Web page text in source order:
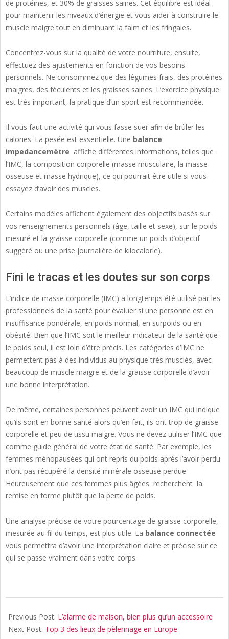
de protéines, et 30% de graisses saines. Cet équilibre est idéal
pour maintenir les niveaux d’énergie et vous aider à construire le
muscle maigre tout en diminuant la faim et les fringales.
Concentrez-vous sur la qualité de votre nourriture, ensuite,
effectuez des ajustements en fonction de vos besoins
personnels. Ne consommez que des légumes frais, des protéines
maigres, des féculents et les graisses saines. L’exercice physique
est très important, la pratique d’un sport est recommandée.
Il vous faut une activité qui vous fasse suer afin de brûler les
calories. La pesée est essentielle. Une balance
impedancemètre affiche différentes informations, telles que
l’IMC, la composition corporelle (masse musculaire, la masse
osseuse et masse hydrique), ce qui pourrait être utile si vous
essayez d’avoir des muscles.
Certains modèles affichent également des objectifs basés sur
vos renseignements personnels (âge, taille et sexe), sur le poids
mesuré et la graisse corporelle (comme un poids d’objectif
suggéré ou une prise journalière de kilocalorie).
Fini le tracas et les doutes sur son corps
L’indice de masse corporelle (IMC) a longtemps été utilisé par les
professionnels de la santé pour évaluer si une personne est en
insuffisance pondérale, en poids normal, en surpoids ou en
obésité. Bien que l’IMC soit le meilleur indicateur de la santé que
le poids seul, il est loin d’être précis. Les catégories d’IMC ne
permettent pas à des individus au physique très musclés, avec
beaucoup de muscle maigre et de la graisse corporelle d’avoir
une bonne interprétation.
De même, certaines personnes peuvent avoir un IMC qui indique
qu’ils sont en bonne santé alors qu’en fait, ils ont trop de graisse
corporelle et peu de tissu maigre. Vous ne devez utiliser l’IMC que
comme guide général de votre état de santé. Par exemple, les
femmes ménopausées qui ont repris du poids après l’avoir perdu
n’ont pas récupéré la densité minérale osseuse perdue.
Heureusement que ces femmes plus âgées recherchent la
remise en forme plutôt que la perte de poids.
Une analyse précise de votre pourcentage de graisse corporelle,
mesurée au fil du temps, est plus utile. La balance connectée
vous permettra d’avoir une interprétation claire et précise sur ce
qui se passe vraiment dans votre corps.
07-
24
Previous Post: L’alarme de maison, bien plus qu’un accessoire
Next Post: Top 3 des lieux de pèlerinage en Europe